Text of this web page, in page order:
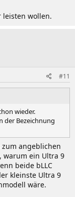
leisten wollen.
#11
wieder.
der Bezeichnung
zum angeblichen
warum ein Ultra 9
beide bLLC
kleinste Ultra 9
wäre.